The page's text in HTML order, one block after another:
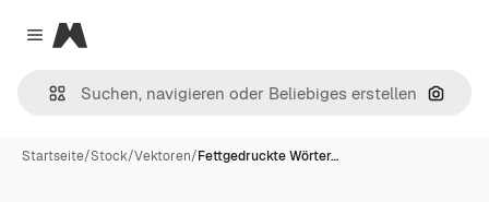
Close menu
Magnific
Nach
Startseite/Stock/Vektoren/Fettgedruckte Wörter…